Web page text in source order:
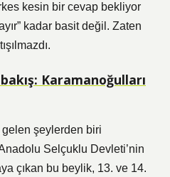
kesin bir cevap bekliyor
kadar basit değil. Zaten
Karamanoğulları
şeylerden biri
Selçuklu Devleti’nin
çıkan bu beylik, 13. ve 14.